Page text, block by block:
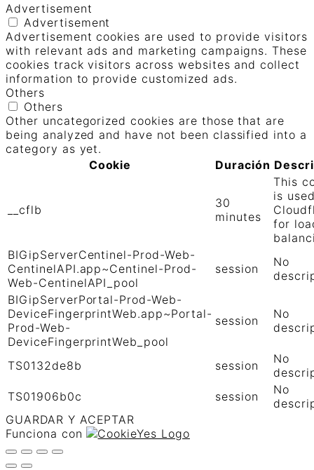
Advertisement
Advertisement
Advertisement cookies are used to provide visitors
with relevant ads and marketing campaigns. These
cookies track visitors across websites and collect
information to provide customized ads.
Others
Others
Other uncategorized cookies are those that are
being analyzed and have not been classified into a
category as yet.
Cookie
Duración
__cflb
30
minutes
This
is
for
BIGipServerCentinel-Prod-Web-
CentinelAPI.app~Centinel-Prod-
Web-CentinelAPI_pool
session
No
BIGipServerPortal-Prod-Web-
DeviceFingerprintWeb.app~Portal-
Prod-Web-
DeviceFingerprintWeb_pool
session
No
TS0132de8b session
No
TS01906b0c
session
No
GUARDAR Y ACEPTAR
Funciona con